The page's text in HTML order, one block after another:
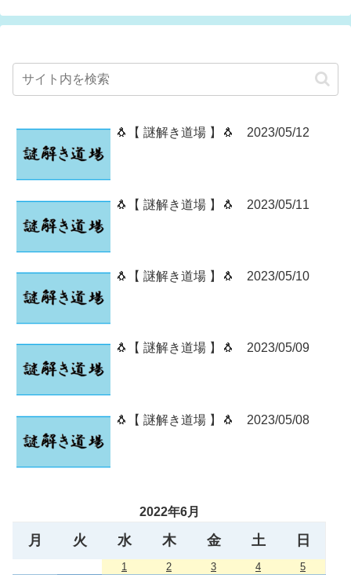
🐧【 謎解き道場 】🐧 2023/05/12
🐧【 謎解き道場 】🐧 2023/05/11
🐧【 謎解き道場 】🐧 2023/05/10
🐧【 謎解き道場 】🐧 2023/05/09
🐧【 謎解き道場 】🐧 2023/05/08
2022年6月
月 火 水 木 金 土 日
1 2 3 4
5